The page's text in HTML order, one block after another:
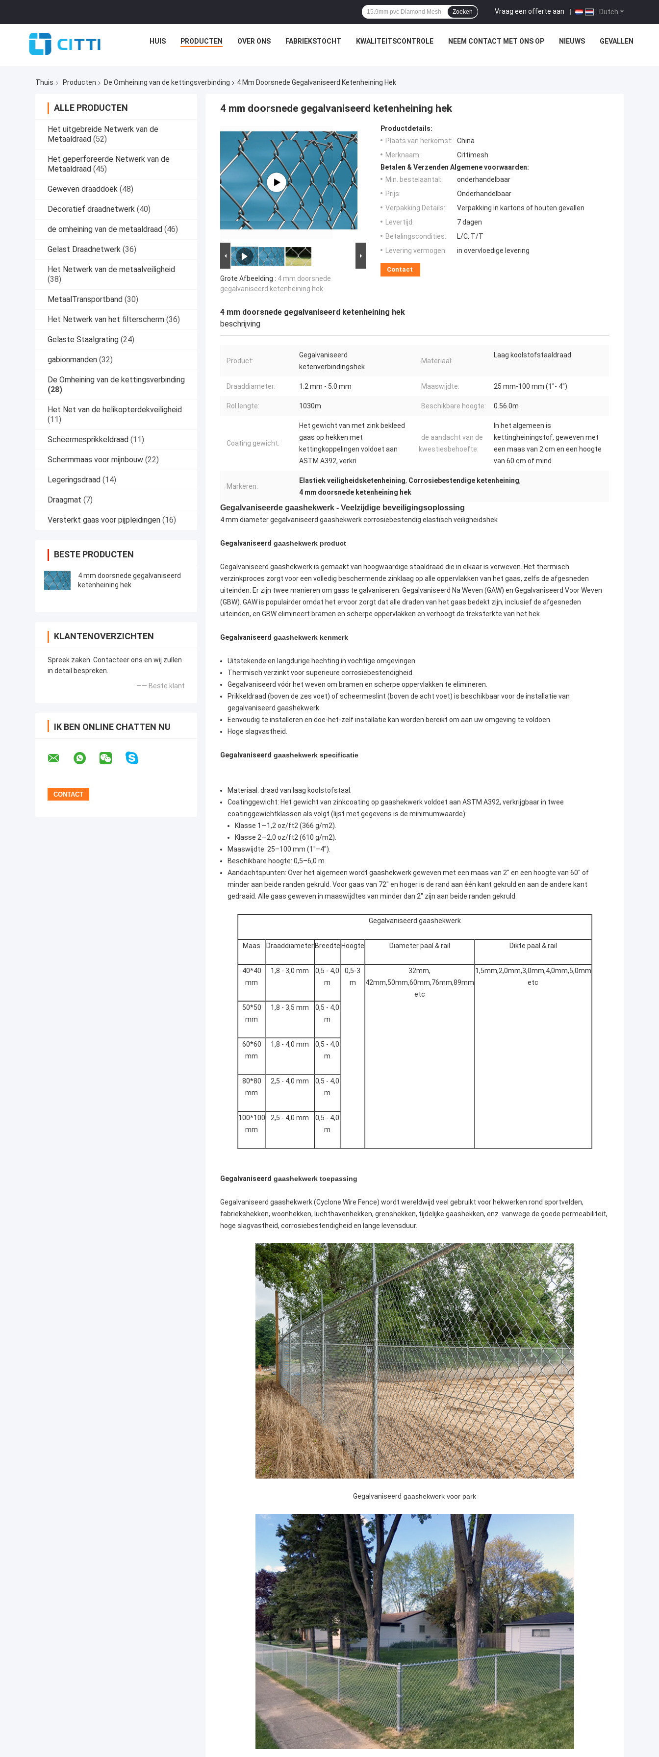
Dutch
Vraag een offerte aan |
Zoeken
HUIS PRODUCTEN OVER ONS FABRIEKSTOCHT KWALITEITSCONTROLE NEEM CONTACT MET ONS OP NIEUWS GEVALLEN
Thuis Producten De Omheining van de kettingsverbinding 4 Mm Doorsnede Gegalvaniseerd Ketenheining Hek
ALLE PRODUCTEN
Het uitgebreide Netwerk van de
Metaaldraad (52)
Het geperforeerde Netwerk van de
Metaaldraad (45)
Geweven draaddoek (48)
Decoratief draadnetwerk (40)
de omheining van de metaaldraad (46)
Gelast Draadnetwerk (36)
Het Netwerk van de metaalveiligheid
(38)
MetaalTransportband (30)
Het Netwerk van het filterscherm (36)
Gelaste Staalgrating (24)
gabionmanden (32)
De Omheining van de kettingsverbinding
(28)
Het Net van de helikopterdekveiligheid
(11)
Scheermesprikkeldraad (11)
Schermmaas voor mijnbouw (22)
Legeringsdraad (14)
Draagmat (7)
Versterkt gaas voor pijpleidingen (16)
BESTE PRODUCTEN
4 mm doorsnede gegalvaniseerd
ketenheining hek
KLANTENOVERZICHTEN
Spreek zaken. Contacteer ons en wij zullen
in detail bespreken.
—— Beste klant
IK BEN ONLINE CHATTEN NU
4 mm doorsnede gegalvaniseerd ketenheining hek
Grote Afbeelding : 4 mm doorsnede
gegalvaniseerd ketenheining hek
Productdetails:
Plaats van herkomst:
China
Merknaam:
Cittimesh
Betalen & Verzenden Algemene voorwaarden:
Min. bestelaantal:
onderhandelbaar
Prijs:
Onderhandelbaar
Verpakking Details:
Verpakking in kartons of houten gevallen
Levertijd:
7 dagen
Betalingscondities:
L/C, T/T
Levering vermogen:
in overvloedige levering
Contact
4 mm doorsnede gegalvaniseerd ketenheining hek
beschrijving
Product:
Gegalvaniseerd
ketenverbindingshek
Materiaal:
Laag koolstofstaaldraad
Draaddiameter: 1.2 mm - 5.0 mm Maaswijdte: 25 mm-100 mm (1"- 4")
Rol lengte: 1030m Beschikbare hoogte: 0.56.0m
Coating gewicht:
Het gewicht van met zink bekleed
gaas op hekken met
kettingkoppelingen voldoet aan
ASTM A392, verkri
de aandacht van de
kwestiesbehoefte:
In het algemeen is
kettingheiningstof, geweven met
een maas van 2 cm en een hoogte
van 60 cm of mind
Markeren:
Elastiek veiligheidsketenheining, Corrosiebestendige ketenheining,
4 mm doorsnede ketenheining hek
Gegalvaniseerde gaashekwerk - Veelzijdige beveiligingsoplossing
4 mm diameter gegalvaniseerd gaashekwerk corrosiebestendig elastisch veiligheidshek
Gegalvaniseerd gaashekwerk product
Gegalvaniseerd gaashekwerk is gemaakt van hoogwaardige staaldraad die in elkaar is verweven. Het thermisch
verzinkproces zorgt voor een volledig beschermende zinklaag op alle oppervlakken van het gaas, zelfs de afgesneden
uiteinden. Er zijn twee manieren om gaas te galvaniseren: Gegalvaniseerd Na Weven (GAW) en Gegalvaniseerd Voor Weven
(GBW). GAW is populairder omdat het ervoor zorgt dat alle draden van het gaas bedekt zijn, inclusief de afgesneden
uiteinden, en GBW elimineert bramen en scherpe oppervlakken en verhoogt de treksterkte van het hek.
Gegalvaniseerd gaashekwerk kenmerk
Uitstekende en langdurige hechting in vochtige omgevingen
Thermisch verzinkt voor superieure corrosiebestendigheid.
Gegalvaniseerd vóór het weven om bramen en scherpe oppervlakken te elimineren.
Prikkeldraad (boven de zes voet) of scheermeslint (boven de acht voet) is beschikbaar voor de installatie van
gegalvaniseerd gaashekwerk.
Eenvoudig te installeren en doe-het-zelf installatie kan worden bereikt om aan uw omgeving te voldoen.
Hoge slagvastheid.
Gegalvaniseerd gaashekwerk specificatie
Materiaal: draad van laag koolstofstaal.
Coatinggewicht: Het gewicht van zinkcoating op gaashekwerk voldoet aan ASTM A392, verkrijgbaar in twee
coatinggewichtklassen als volgt (lijst met gegevens is de minimumwaarde):
Klasse 1—1,2 oz/ft2 (366 g/m2).
Klasse 2—2,0 oz/ft2 (610 g/m2).
Maaswijdte: 25–100 mm (1''–4'').
Beschikbare hoogte: 0,5–6,0 m.
Aandachtspunten: Over het algemeen wordt gaashekwerk geweven met een maas van 2" en een hoogte van 60" of
minder aan beide randen gekruld. Voor gaas van 72" en hoger is de rand aan één kant gekruld en aan de andere kant
gedraaid. Alle gaas geweven in maaswijdtes van minder dan 2" zijn aan beide randen gekruld.
Gegalvaniseerd gaashekwerk
Maas Draaddiameter Breedte Hoogte Diameter paal & rail Dikte paal & rail
40*40
mm
1,8 - 3,0 mm
0,5 - 4,0
m
0,5-3
m
32mm,
42mm,50mm,60mm,76mm,89mm
etc
1,5mm,2,0mm,3,0mm,4,0mm,5,0mm
etc
50*50
mm
1,8 - 3,5 mm
0,5 - 4,0
m
60*60
mm
1,8 - 4,0 mm
0,5 - 4,0
m
80*80
mm
2,5 - 4,0 mm
0,5 - 4,0
m
100*100
mm
2,5 - 4,0 mm
0,5 - 4,0
m
Gegalvaniseerd gaashekwerk toepassing
Gegalvaniseerd gaashekwerk (Cyclone Wire Fence) wordt wereldwijd veel gebruikt voor hekwerken rond sportvelden,
fabriekshekken, woonhekken, luchthavenhekken, grenshekken, tijdelijke gaashekken, enz. vanwege de goede permeabiliteit,
hoge slagvastheid, corrosiebestendigheid en lange levensduur.
Gegalvaniseerd gaashekwerk voor park